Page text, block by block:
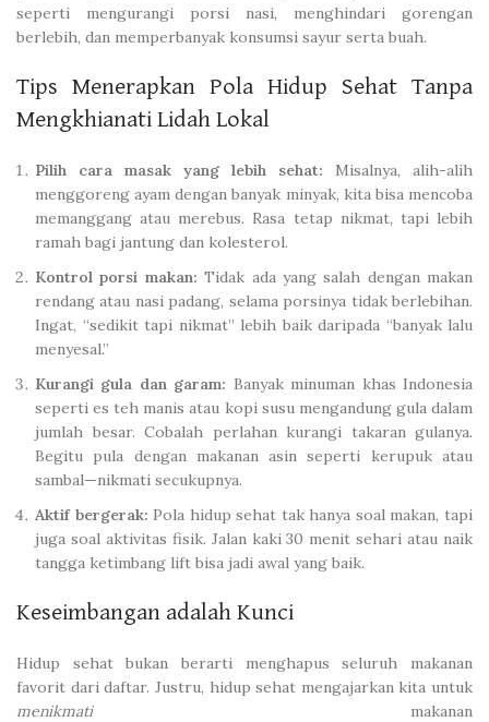
seperti mengurangi porsi nasi, menghindari gorengan
berlebih, dan memperbanyak konsumsi sayur serta buah.
Tips Menerapkan Pola Hidup Sehat Tanpa
Mengkhianati Lidah Lokal
Pilih cara masak yang lebih sehat: Misalnya, alih-alih
menggoreng ayam dengan banyak minyak, kita bisa mencoba
memanggang atau merebus. Rasa tetap nikmat, tapi lebih
ramah bagi jantung dan kolesterol.
Kontrol porsi makan: Tidak ada yang salah dengan makan
rendang atau nasi padang, selama porsinya tidak berlebihan.
Ingat, “sedikit tapi nikmat” lebih baik daripada “banyak lalu
menyesal.”
Kurangi gula dan garam: Banyak minuman khas Indonesia
seperti es teh manis atau kopi susu mengandung gula dalam
jumlah besar. Cobalah perlahan kurangi takaran gulanya.
Begitu pula dengan makanan asin seperti kerupuk atau
sambal—nikmati secukupnya.
Aktif bergerak: Pola hidup sehat tak hanya soal makan, tapi
juga soal aktivitas fisik. Jalan kaki 30 menit sehari atau naik
tangga ketimbang lift bisa jadi awal yang baik.
Keseimbangan adalah Kunci
Hidup sehat bukan berarti menghapus seluruh makanan
favorit dari daftar. Justru, hidup sehat mengajarkan kita untuk
menikmatimakanan